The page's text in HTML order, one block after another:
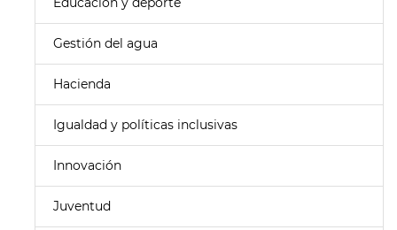
Gestión del agua
Hacienda
Igualdad y políticas inclusivas
Innovación
Juventud